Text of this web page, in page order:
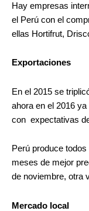
Hay empresas
el Perú con el
ellas Hortifrut,
Exportaciones
En el 2015 se
ahora en el 2016
con expectativas
Perú produce
meses de mejor
de noviembre, otra
Mercado local